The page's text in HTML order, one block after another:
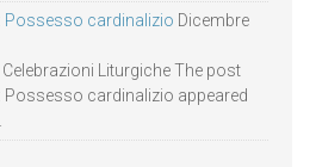
Possesso cardinalizio Dicembre
Liturgiche The post
Possesso cardinalizio appeared